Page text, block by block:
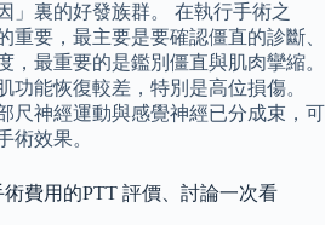
」裏的好發族群。 在執行手術之
重要，最主要是要確認僵直的診斷、
，最重要的是鑑別僵直與肌肉攣縮。
功能恢復較差，特別是高位損傷。
尺神經運動與感覺神經已分成束，可
術效果。
費用的PTT 評價、討論一次看